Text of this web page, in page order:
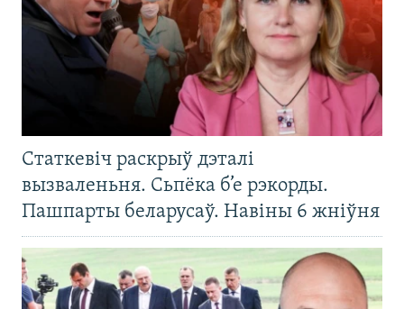
Статкевіч раскрыў дэталі
вызваленьня. Сьпёка б’е рэкорды.
Пашпарты беларусаў. Навіны 6 жніўня